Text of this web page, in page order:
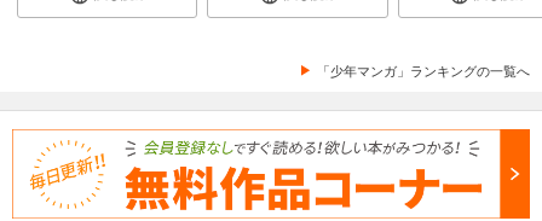
「少年マンガ」ランキングの一覧へ